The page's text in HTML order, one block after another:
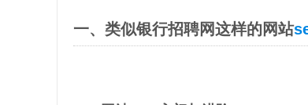
一、类似银行招聘网这样的网站